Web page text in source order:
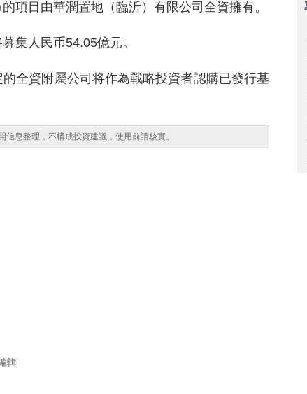
項目由華潤置地（臨沂）有限公司全資擁有。
集人民币54.05億元。
全資附屬公司将作為戰略投資者認購已發行基
息整理，不構成投資建議，使用前請核實。
輯